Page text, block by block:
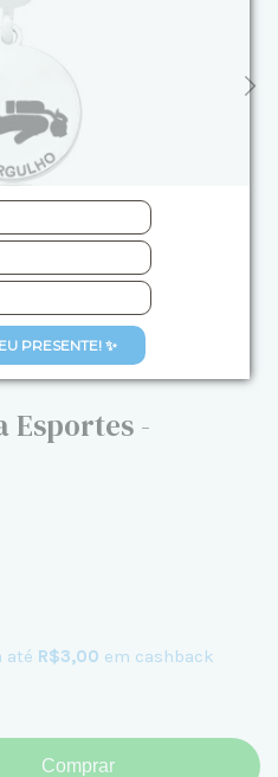
PRESENTE! ✨
Esportes -
até R$3,00 em cashback
Comprar